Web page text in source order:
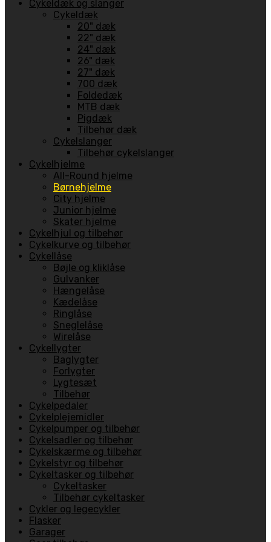
Cykeldæk og slanger
Cykeldæk
20" dæk
22" dæk
24" dæk
26" dæk
27" dæk
700 dæk
Foldedæk
MTB dæk
Pigdæk
Tilbehør dæk
Cykelslanger
Tilbehør cykelslanger
Cykelhjelme
All-Round hjelme
Børnehjelme
City hjelme
Junior hjelme
Skater hjelme
Cykelhjul og tilbehør
Cykelkurve og tilbehør
Cykellåse
Bøjle og kliklåse
Gulvanker
Hængelåse
Kædelåse
Ringlåse
Sneglelåse
Wirelåse
Cykellygter
Baglygter
Forlygter
Lygtesæt
Tilbehør
Cykelpedaler
Cykelplejemidler
Cykelpumper og tilbehør
Cykelsadler og tilbehør
Cykelskærme og tilbehør
Cykelstyr og tilbehør
Cykeltasker og tilbehør
Cykeltasker
Tilbehør cykeltasker
Cykler og legecykler
Flasker
Garager